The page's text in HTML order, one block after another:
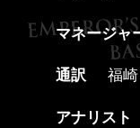
マネージャ
通訳
福
アナリスト